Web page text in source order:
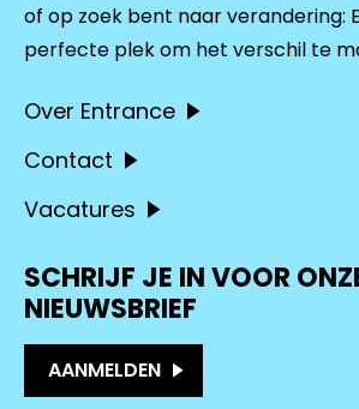
of op zoek bent naar verandering:
perfecte plek om het verschil te
Over Entrance
Contact
Vacatures
SCHRIJF JE IN VOOR
NIEUWSBRIEF
AANMELDEN